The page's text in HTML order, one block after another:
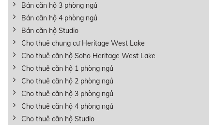
Bán căn hộ 3 phòng ngủ
Bán căn hộ 4 phòng ngủ
Bán căn hộ Studio
Cho thuê chung cư Heritage West Lake
Cho thuê căn hộ Soho Heritage West Lake
Cho thuê căn hộ 1 phòng ngủ
Cho thuê căn hộ 2 phòng ngủ
Cho thuê căn hộ 3 phòng ngủ
Cho thuê căn hộ 4 phòng ngủ
Cho thuê căn hộ Studio